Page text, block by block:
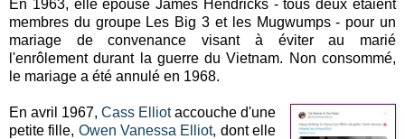
En 1963, elle épouse James Hendricks - tous deux étaient
membres du groupe Les Big 3 et les Mugwumps - pour un
mariage de convenance visant à éviter au marié
l'enrôlement durant la guerre du Vietnam. Non consommé,
le mariage a été annulé en 1968.
En avril 1967,Cass Elliotaccouche d'une
petite fille, Owen Vanessa Elliot, dont elle